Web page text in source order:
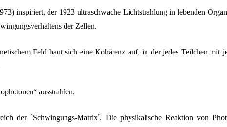
inspiriert, der 1923 ultraschwache Lichtstrahlung in lebenden
der Zellen.
Feld baut sich eine Kohärenz auf, in der jedes Teilchen mit
ausstrahlen.
der `Schwingungs-Matrix´. Die physikalische Reaktion von